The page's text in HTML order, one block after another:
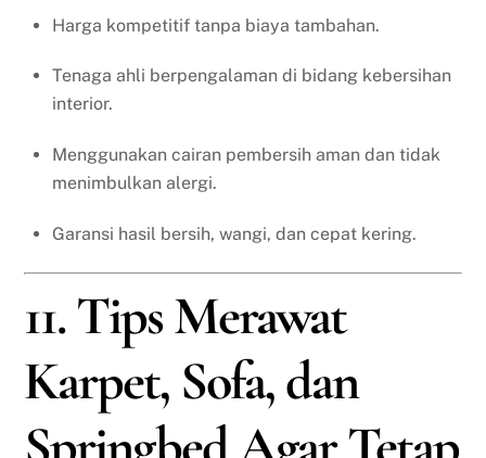
Harga kompetitif tanpa biaya tambahan.
Tenaga ahli berpengalaman di bidang kebersihan
interior.
Menggunakan cairan pembersih aman dan tidak
menimbulkan alergi.
Garansi hasil bersih, wangi, dan cepat kering.
11. Tips Merawat
Karpet, Sofa, dan